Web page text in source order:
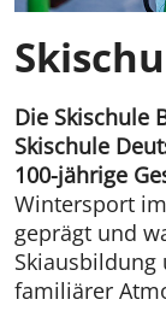
Die Skischule
Skischule
100-jährige
Wintersport
geprägt und
Skiausbildung
familiärer